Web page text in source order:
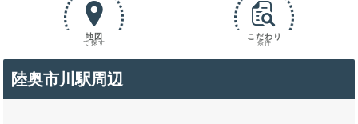
地図
で探す
こだわり
条件
陸奥市川駅周辺